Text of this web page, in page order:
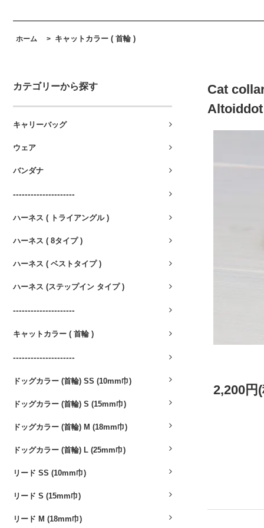
ホーム > キャットカラー ( 首輪 )
カテゴリーから探す
キャリーバッグ
ウェア
バンダナ
---------------------
ハーネス ( トライアングル )
ハーネス ( 8タイプ )
ハーネス ( ベストタイプ )
ハーネス (ステップイン タイプ )
---------------------
キャットカラー ( 首輪 )
---------------------
ドッグカラー (首輪) SS (10mm巾)
ドッグカラー (首輪) S (15mm巾)
ドッグカラー (首輪) M (18mm巾)
ドッグカラー (首輪) L (25mm巾)
リード SS (10mm巾)
リード S (15mm巾)
リード M (18mm巾)
Cat
Altoiddot
2,200円